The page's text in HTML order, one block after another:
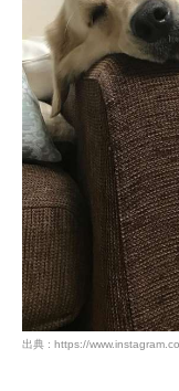
出典 : https://